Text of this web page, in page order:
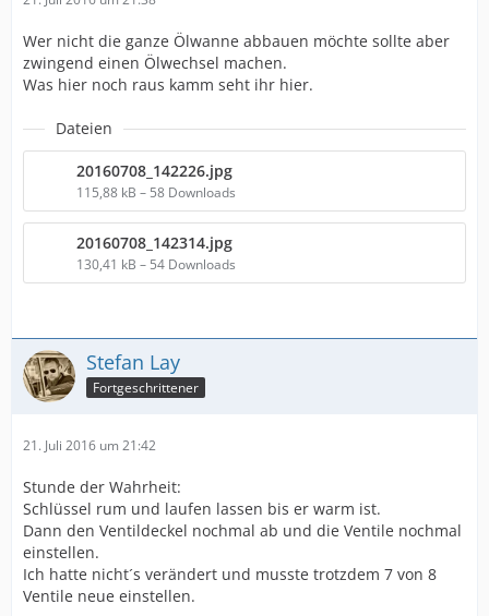
Wer nicht die ganze Ölwanne abbauen möchte sollte aber
zwingend einen Ölwechsel machen.
Was hier noch raus kamm seht ihr hier.
Dateien
20160708_142226.jpg
115,88 kB – 58 Downloads
20160708_142314.jpg
130,41 kB – 54 Downloads
Stefan Lay
Fortgeschrittener
21. Juli 2016 um 21:42
Stunde der Wahrheit:
Schlüssel rum und laufen lassen bis er warm ist.
Dann den Ventildeckel nochmal ab und die Ventile nochmal
einstellen.
Ich hatte nicht´s verändert und musste trotzdem 7 von 8
Ventile neue einstellen.